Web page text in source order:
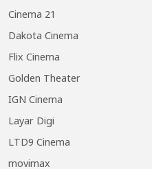
Cinema 21
Dakota Cinema
Flix Cinema
Golden Theater
IGN Cinema
Layar Digi
LTD9 Cinema
movimax